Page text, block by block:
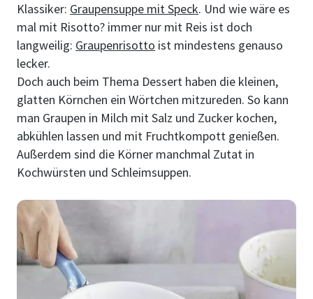
Klassiker: Graupensuppe mit Speck. Und wie wäre es
mal mit Risotto? immer nur mit Reis ist doch
langweilig: Graupenrisotto ist mindestens genauso
lecker.
Doch auch beim Thema Dessert haben die kleinen,
glatten Körnchen ein Wörtchen mitzureden. So kann
man Graupen in Milch mit Salz und Zucker kochen,
abkühlen lassen und mit Fruchtkompott genießen.
Außerdem sind die Körner manchmal Zutat in
Kochwürsten und Schleimsuppen.